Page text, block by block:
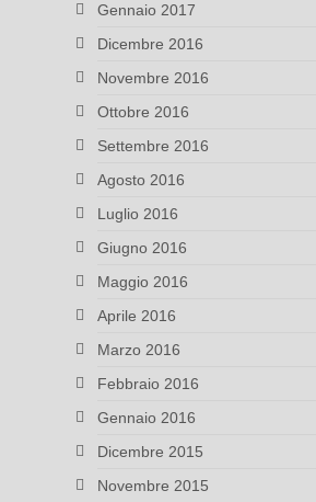
Gennaio 2017
Dicembre 2016
Novembre 2016
Ottobre 2016
Settembre 2016
Agosto 2016
Luglio 2016
Giugno 2016
Maggio 2016
Aprile 2016
Marzo 2016
Febbraio 2016
Gennaio 2016
Dicembre 2015
Novembre 2015